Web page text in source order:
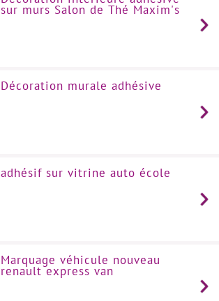
sur murs Salon de Thé Maxim's
Décoration murale adhésive
adhésif sur vitrine auto école
Marquage véhicule nouveau
renault express van